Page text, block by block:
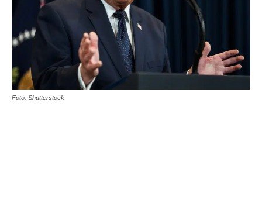
Fotó: Shutterstock